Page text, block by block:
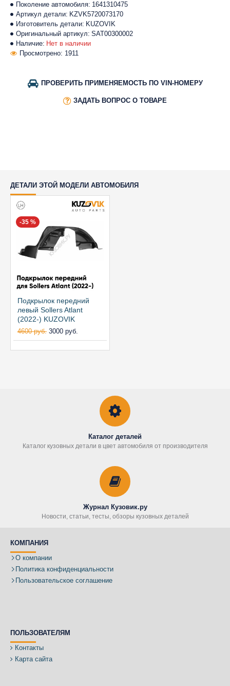
Наличие: Нет в наличии
Поколение автомобиля: 1641310475
Артикул детали: KZVK5720073170
Изготовитель детали: KUZOVIK
Оригинальный артикул: SAT00300002
Просмотрено: 1911
ПРОВЕРИТЬ ПРИМЕНЯЕМОСТЬ ПО VIN-НОМЕРУ
ЗАДАТЬ ВОПРОС О ТОВАРЕ
ДЕТАЛИ ЭТОЙ МОДЕЛИ АВТОМОБИЛЯ
-35 %
Подкрылок передний
левый Sollers Atlant
(2022-) KUZOVIK
4600 руб. 3000 руб.
Каталог деталей
Каталог кузовных детали в цвет автомобиля от производителя
Журнал Кузовик.ру
Новости, статьи, тесты, обзоры кузовных деталей
КОМПАНИЯ
О компании
Политика конфиденциальности
Пользовательское соглашение
ПОЛЬЗОВАТЕЛЯМ
Контакты
Карта сайта